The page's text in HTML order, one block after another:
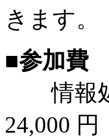
きます。
■参加費
情報処
24,000 円